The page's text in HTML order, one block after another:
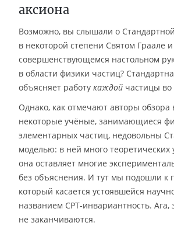
аксиона
Возможно, вы слышали о
в некоторой степени Святом Граале
совершенствующемся настольном
в области физики частиц?
объясняет работу каждой частицы
Однако, как отмечают авторы обзора
некоторые учёные, занимающиеся
элементарных частиц, недовольны
моделью: в ней много
она оставляет многие
без объяснения. И тут мы подошли к
который касается устоявшейся
названием CPT-инвариантность. Ага,
не заканчиваются.